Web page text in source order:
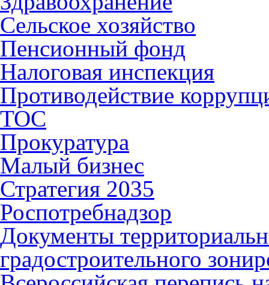
Сельское хозяйство
Пенсионный фонд
Налоговая инспекция
Противодействие
ТОС
Прокуратура
Малый бизнес
Стратегия 2035
Роспотребнадзор
Документы
градостроительного